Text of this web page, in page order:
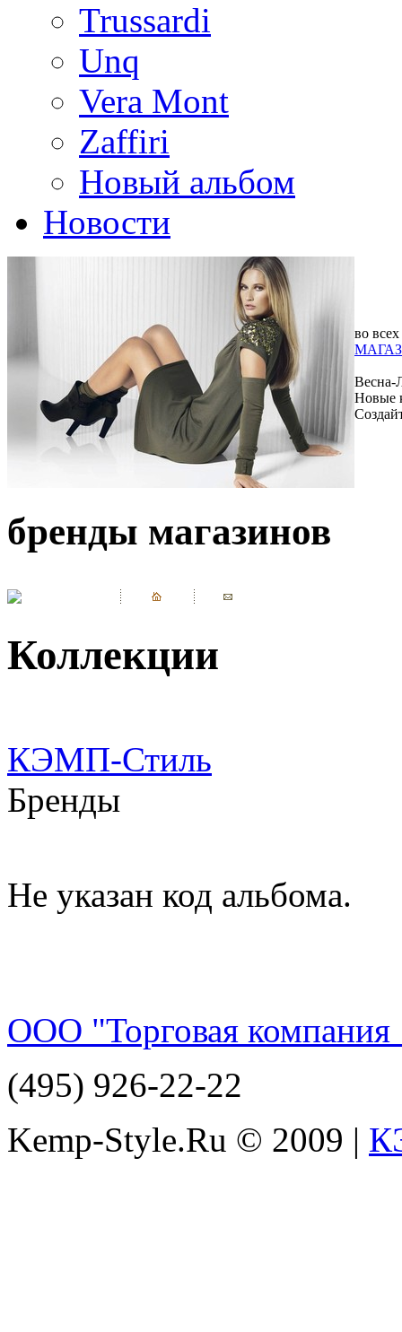
Trussardi
Unq
Vera Mont
Zaffiri
Новый альбом
Новости
во всех
Весна-
Новые
бренды магазинов
Коллекции
КЭМП-Стиль
Бренды
Не указан код альбома.
ООО "Торговая компания
(495) 926-22-22
Kemp-Style.Ru © 2009 |